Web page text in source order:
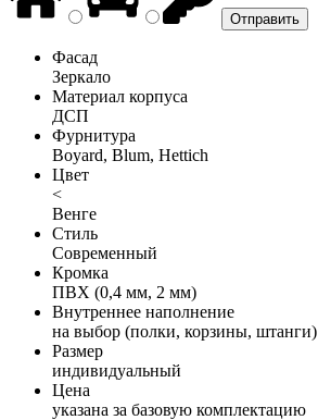
Фасад
Зеркало
Материал корпуса
ДСП
Фурнитура
Boyard, Blum, Hettich
Цвет
<
Венге
Стиль
Современный
Кромка
ПВХ (0,4 мм, 2 мм)
Внутреннее наполнение
на выбор (полки, корзины, штанги)
Размер
индивидуальный
Цена
указана за базовую комплектацию